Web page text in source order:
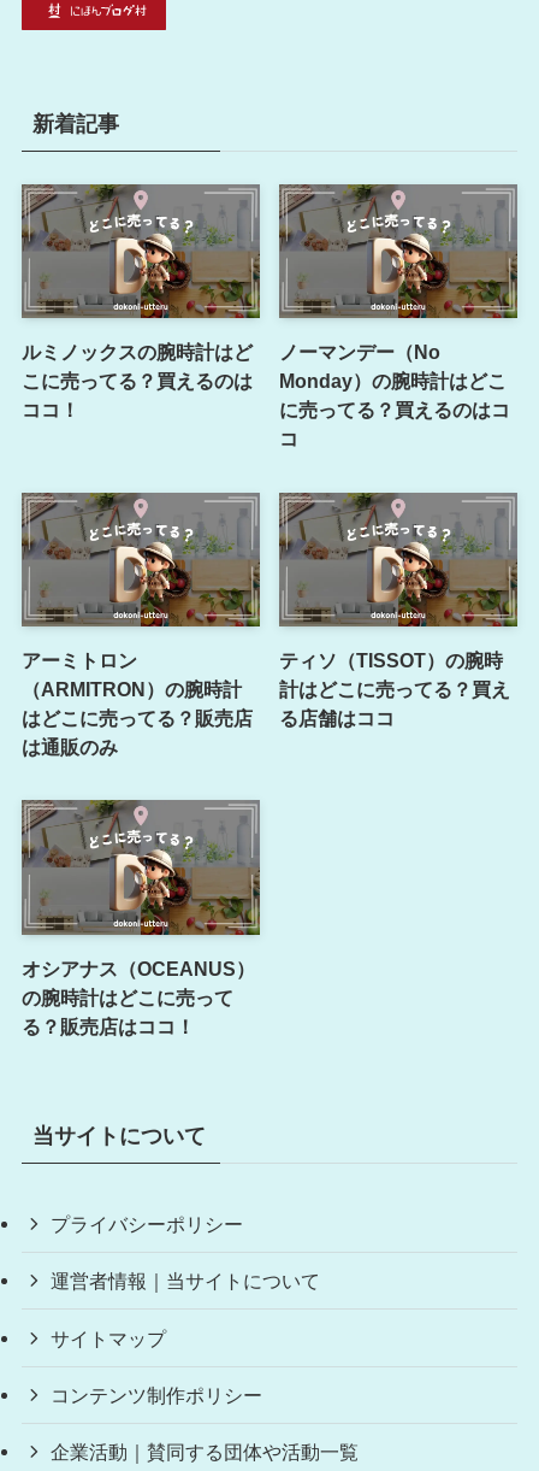
新着記事
ルミノックスの腕時計はど
こに売ってる？買えるのは
ココ！
ノーマンデー（No
Monday）の腕時計はどこ
に売ってる？買えるのはコ
コ
アーミトロン
（ARMITRON）の腕時計
はどこに売ってる？販売店
は通販のみ
ティソ（TISSOT）の腕時
計はどこに売ってる？買え
る店舗はココ
オシアナス（OCEANUS）
の腕時計はどこに売って
る？販売店はココ！
当サイトについて
プライバシーポリシー
運営者情報｜当サイトについて
サイトマップ
コンテンツ制作ポリシー
企業活動｜賛同する団体や活動一覧